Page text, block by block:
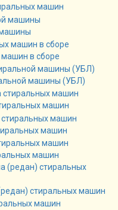
машин
машин в сборе
машины (УБЛ)
машин
машин
машин
стиральных машин